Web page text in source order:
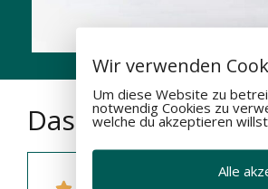
Das sagen unsere
Wir verwenden
Um diese Website zu
notwendig Cookies zu
welche du akzeptieren
Alle